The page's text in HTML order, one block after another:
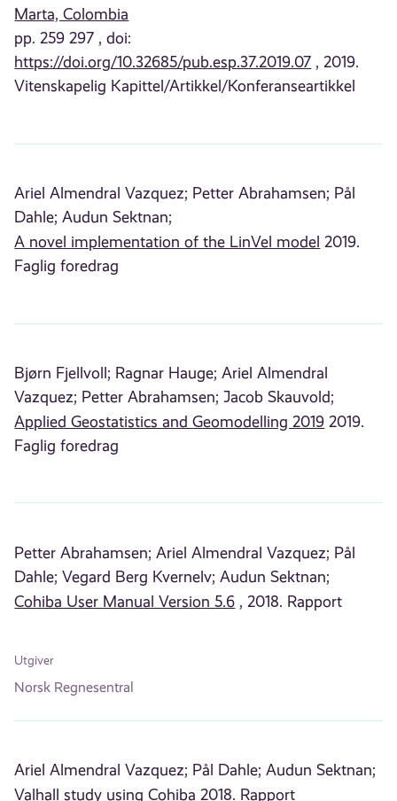
Marta, Colombia
pp. 259 297 , doi:
https://doi.org/10.32685/pub.esp.37.2019.07 , 2019.
Vitenskapelig Kapittel/Artikkel/Konferanseartikkel
Ariel Almendral Vazquez; Petter Abrahamsen; Pål
Dahle; Audun Sektnan;
A novel implementation of the LinVel model 2019.
Faglig foredrag
Bjørn Fjellvoll; Ragnar Hauge; Ariel Almendral
Vazquez; Petter Abrahamsen; Jacob Skauvold;
Applied Geostatistics and Geomodelling 2019 2019.
Faglig foredrag
Petter Abrahamsen; Ariel Almendral Vazquez; Pål
Dahle; Vegard Berg Kvernelv; Audun Sektnan;
Cohiba User Manual Version 5.6 , 2018. Rapport
Utgiver
Norsk Regnesentral
Ariel Almendral Vazquez; Pål Dahle; Audun Sektnan;
Valhall study using Cohiba 2018. Rapport